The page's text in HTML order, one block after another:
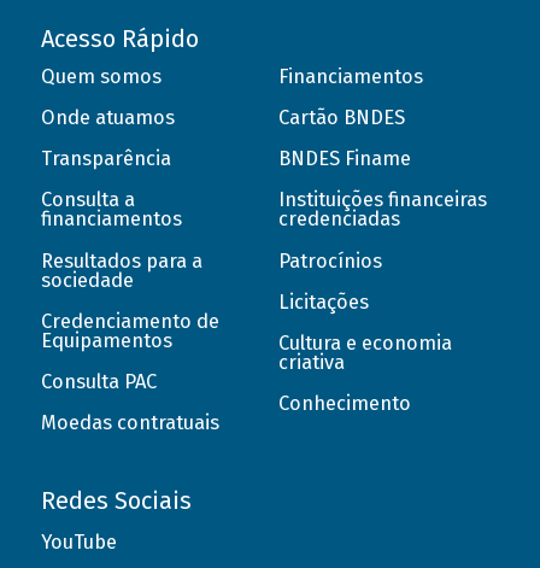
Acesso Rápido
Quem somos
Onde atuamos
Transparência
Consulta a
financiamentos
Resultados para a
sociedade
Credenciamento de
Equipamentos
Consulta PAC
Moedas contratuais
Financiamentos
Cartão BNDES
BNDES Finame
Instituições financeiras
credenciadas
Patrocínios
Licitações
Cultura e economia
criativa
Conhecimento
Redes Sociais
YouTube